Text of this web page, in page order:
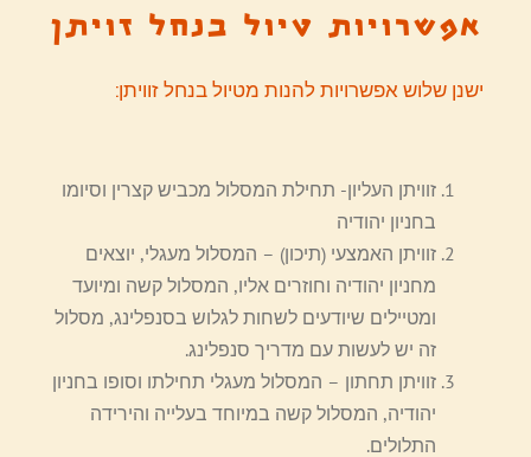
אפשרויות טיול בנחל זויתן
ישנן שלוש אפשרויות להנות מטיול בנחל זוויתן:
זוויתן העליון- תחילת המסלול מכביש קצרין וסיומו
בחניון יהודיה
זוויתן האמצעי (תיכון) – המסלול מעגלי, יוצאים
מחניון יהודיה וחוזרים אליו, המסלול קשה ומיועד
ומטיילים שיודעים לשחות לגלוש בסנפלינג, מסלול
זה יש לעשות עם מדריך סנפלינג.
זוויתן תחתון – המסלול מעגלי תחילתו וסופו בחניון
יהודיה, המסלול קשה במיוחד בעלייה והירידה
התלולים.